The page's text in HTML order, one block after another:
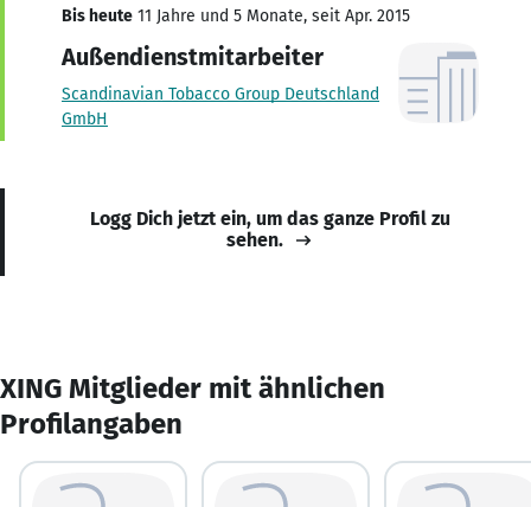
Bis heute 11 Jahre und 5 Monate, seit Apr. 2015
Außendienstmitarbeiter
Scandinavian Tobacco Group Deutschland
GmbH
Logg Dich jetzt ein, um das ganze Profil zu
sehen.
XING Mitglieder mit ähnlichen
Profilangaben